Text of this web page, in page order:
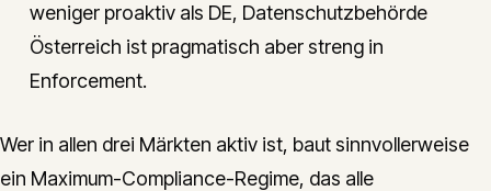
weniger proaktiv als DE, Datenschutzbehörde
Österreich ist pragmatisch aber streng in
Enforcement.
Wer in allen drei Märkten aktiv ist, baut sinnvollerweise
ein Maximum-Compliance-Regime, das alle